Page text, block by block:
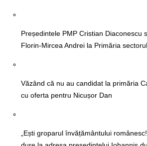
Președintele PMP Cristian Diaconescu
Florin-Mircea Andrei la Primăria
Văzând că nu au candidat la primăria
cu oferta pentru Nicușor Dan
„Ești groparul învățământului